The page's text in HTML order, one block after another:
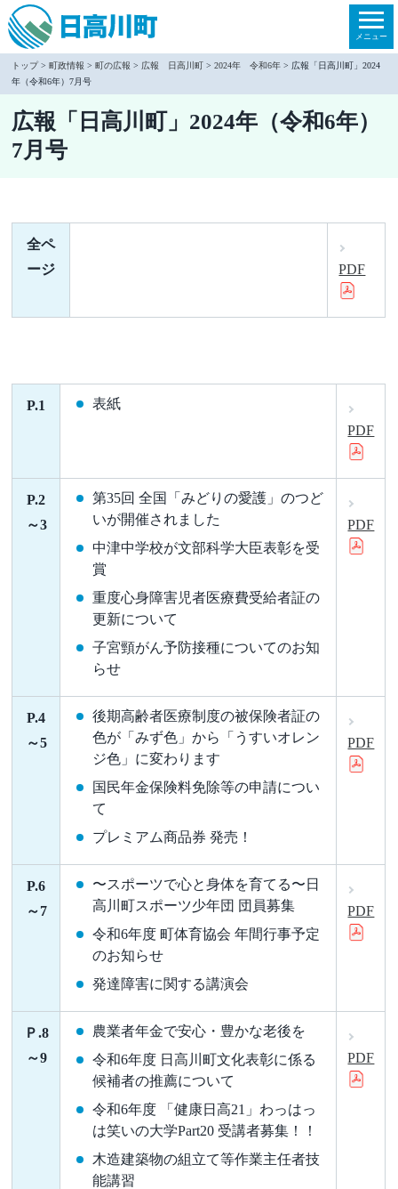
本
文
移
メニュー
トップ>町政情報 >町の広報 > 広報 日高川町 >2024年 令和6年 > 広報「日高川町」2024
年（令和6年）7月号
広報「日高川町」2024年（令和6年）
7月号
全ペ
ージ
PDF
P.1
表紙
PDF
P.2
～3
第35回 全国「みどりの愛護」のつど
いが開催されました
中津中学校が文部科学大臣表彰を受
賞
重度心身障害児者医療費受給者証の
更新について
子宮頸がん予防接種についてのお知
らせ
PDF
P.4
～5
後期高齢者医療制度の被保険者証の
色が「みず色」から「うすいオレン
ジ色」に変わります
国民年金保険料免除等の申請につい
て
プレミアム商品券 発売！
PDF
P.6
～7
〜スポーツで心と身体を育てる〜日
高川町スポーツ少年団 団員募集
令和6年度 町体育協会 年間行事予定
のお知らせ
発達障害に関する講演会
PDF
Ｐ.8
～9
農業者年金で安心・豊かな老後を
令和6年度 日高川町文化表彰に係る
候補者の推薦について
令和6年度 「健康日高21」わっはっ
は笑いの大学Part20 受講者募集！！
木造建築物の組立て等作業主任者技
能講習
PDF